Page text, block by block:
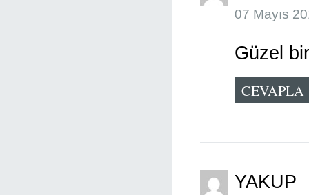
07 Mayıs
Güzel
CEVAPLA
YAKUP